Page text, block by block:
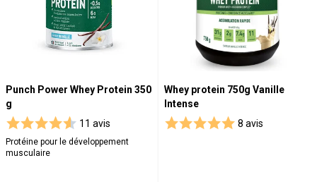
Punch Power Whey Protein 350
g
11 avis
Protéine pour le développement
musculaire
Whey protein 750g Vanille
Intense
8 avis